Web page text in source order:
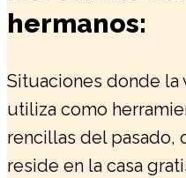
hermanos:
Situaciones donde la
utiliza como
rencillas del pasado,
reside en la casa